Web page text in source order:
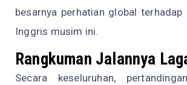
besarnya perhatian global
Inggris musim ini.
Rangkuman Jalannya
Secara keseluruhan,